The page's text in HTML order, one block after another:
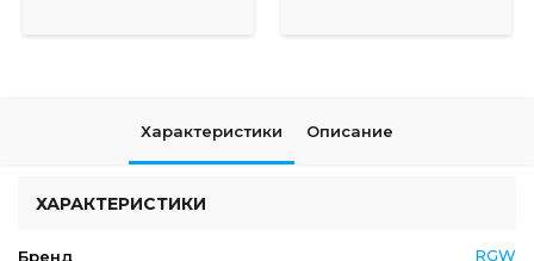
Характеристики Описание
ХАРАКТЕРИСТИКИ
Бренд RGW